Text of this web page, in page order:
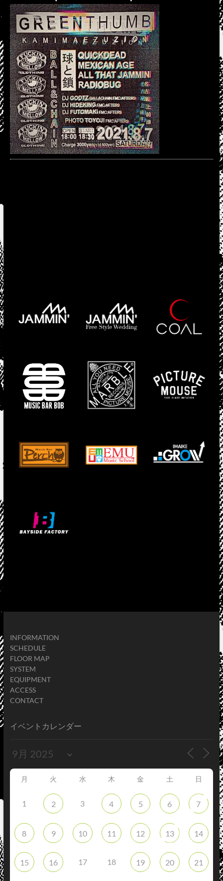
INFORMATION
SCHEDULE
FLOOR MAP
SYSTEM
EQUIPMENT
ACCESS
CONTACT
イベントカレンダー
月 火 水 木 金 土 日
1 2 3 4 5 6 7
8 9 10 11 12 13 14
15 16 17 18 19 20 21